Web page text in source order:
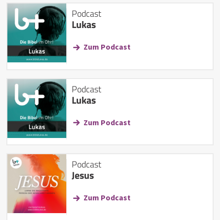
Podcast
Lukas
Zum Podcast
Podcast
Lukas
Zum Podcast
Podcast
Jesus
Zum Podcast